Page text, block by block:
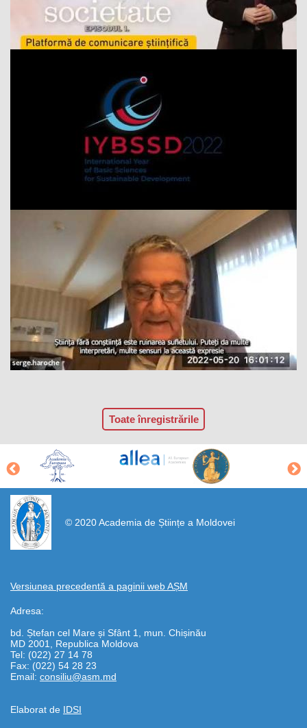
Toate înregistrările
© 2020 Academia de Științe a Moldovei
Versiunea precedentă a paginii web AȘM
Adresa:
bd. Ștefan cel Mare și Sfânt 1, mun. Chișinău
MD 2001, Republica Moldova
Tel: (022) 27 14 78
Fax: (022) 54 28 23
Email: consiliu@asm.md
Elaborat de IDSI
https://propletenie.ru/